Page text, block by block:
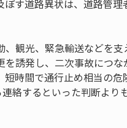
す道路異状は、道路管
観光、緊急輸送などを
誘発し、二次事故につ
時間で通行止め相当の
絡するといった判断より